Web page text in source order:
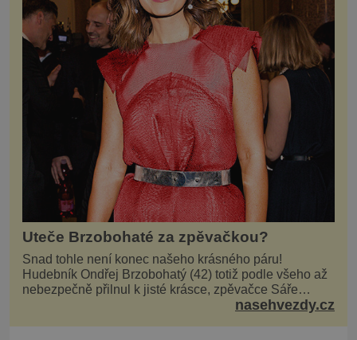
Uteče Brzobohaté za zpěvačkou?
Snad tohle není konec našeho krásného páru!
Hudebník Ondřej Brzobohatý (42) totiž podle všeho až
nebezpečně přilnul k jisté krásce, zpěvačce Sáře
Milfajtové (33), která jednou byla hostem v pořadu
nasehvezdy.cz